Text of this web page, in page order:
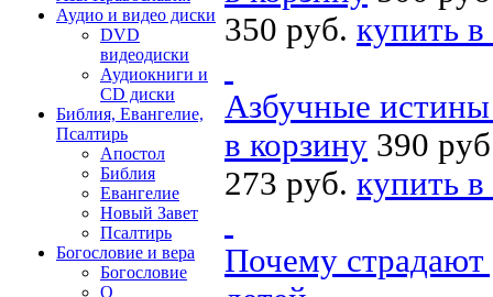
Аудио и видео диски
DVD
видеодиски
Аудиокниги и
CD диски
Библия, Евангелие,
Псалтирь
Апостол
Библия
Евангелие
Новый Завет
Псалтирь
Богословие и вера
Богословие
О
350 руб. купить
Азбучные истины
в корзину 390
273 руб. купить
Почему страдают